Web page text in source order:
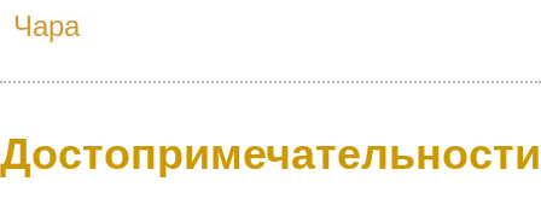
Чара
Достопримечательности